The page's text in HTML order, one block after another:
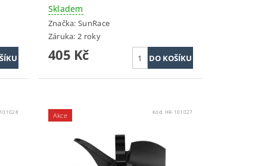
Skladem
Značka:SunRace
Záruka: 2 roky
405 Kč
Akce Kód: HR-101027